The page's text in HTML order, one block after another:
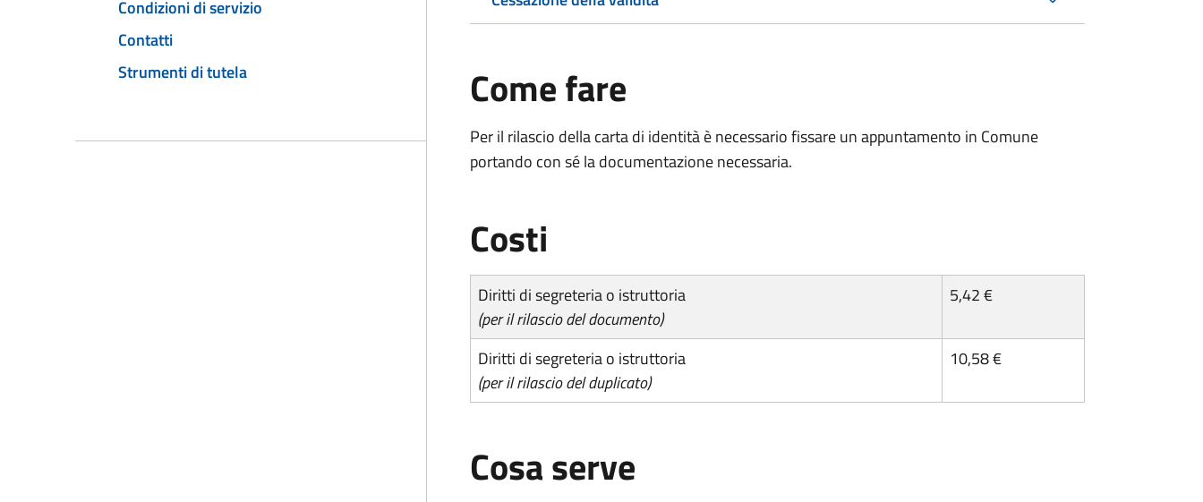
Condizioni di servizio
Contatti
Strumenti di tutela
Come fare
Per il rilascio della carta di identità è necessario fissare un appuntamento in Comune
portando con sé la documentazione necessaria.
Costi
Diritti di segreteria o istruttoria
(per il rilascio del documento)
5,42 €
Diritti di segreteria o istruttoria
(per il rilascio del duplicato)
10,58 €
Cosa serve